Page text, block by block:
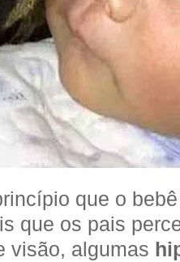
que o
que os pais
visão, algumas